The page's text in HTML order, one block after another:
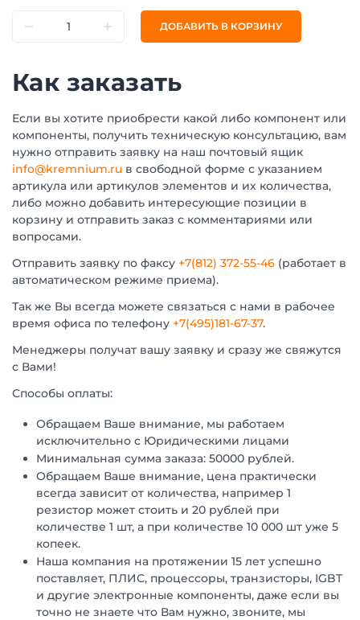
ДОБАВИТЬ В КОРЗИНУ
Как заказать
Если вы хотите приобрести какой либо компонент или
компоненты, получить техническую консультацию, вам
нужно отправить заявку на наш почтовый ящик
info@kremnium.ru в свободной форме с указанием
артикула или артикулов элементов и их количества,
либо можно добавить интересующие позиции в
корзину и отправить заказ с комментариями или
вопросами.
Отправить заявку по факсу +7(812) 372-55-46 (работает в
автоматическом режиме приема).
Так же Вы всегда можете связаться с нами в рабочее
время офиса по телефону +7(495)181-67-37.
Менеджеры получат вашу заявку и сразу же свяжутся
с Вами!
Способы оплаты:
Обращаем Ваше внимание, мы работаем
исключительно с Юридическими лицами
Минимальная сумма заказа: 50000 рублей.
Обращаем Ваше внимание, цена практически
всегда зависит от количества, например 1
резистор может стоить и 20 рублей при
количестве 1 шт, а при количестве 10 000 шт уже 5
копеек.
Наша компания на протяжении 15 лет успешно
поставляет, ПЛИС, процессоры, транзисторы, IGBT
и другие электронные компоненты, даже если вы
точно не знаете что Вам нужно, звоните, мы